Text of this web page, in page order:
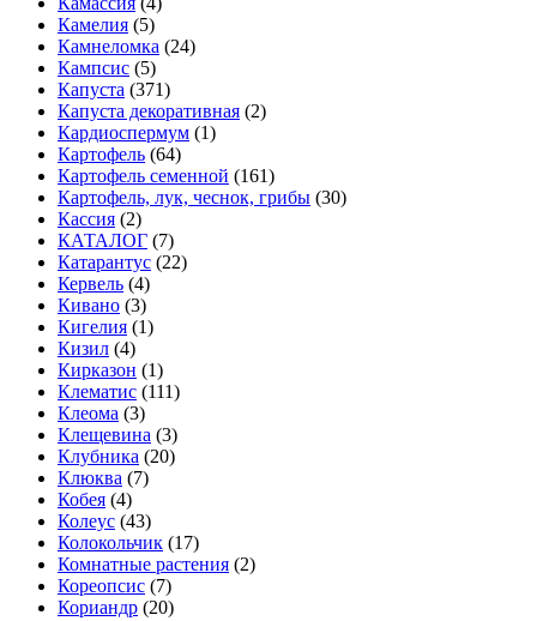
Камелия (5)
Камнеломка (24)
Кампсис (5)
Капуста (371)
Капуста декоративная (2)
Кардиоспермум (1)
Картофель (64)
Картофель семенной (161)
Картофель, лук, чеснок, грибы (30)
Кассия (2)
КАТАЛОГ (7)
Катарантус (22)
Кервель (4)
Кивано (3)
Кигелия (1)
Кизил (4)
Кирказон (1)
Клематис (111)
Клеома (3)
Клещевина (3)
Клубника (20)
Клюква (7)
Кобея (4)
Колеус (43)
Колокольчик (17)
Комнатные растения (2)
Кореопсис (7)
Кориандр (20)